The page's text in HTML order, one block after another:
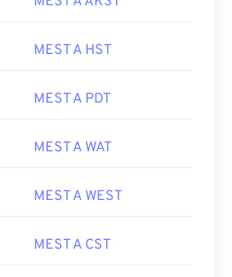
MEST A HST
MEST A PDT
MEST A WAT
MEST A WEST
MEST A CST